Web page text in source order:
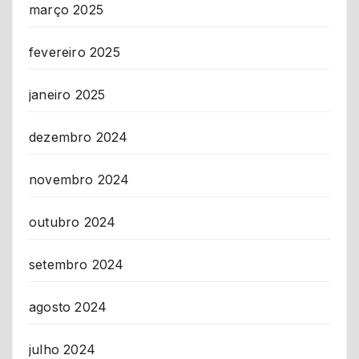
março 2025
fevereiro 2025
janeiro 2025
dezembro 2024
novembro 2024
outubro 2024
setembro 2024
agosto 2024
julho 2024